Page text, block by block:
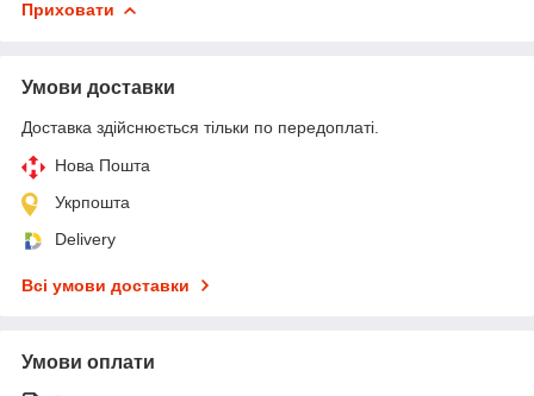
Приховати
Умови доставки
Доставка здійснюється тільки по передоплаті.
Нова Пошта
Укрпошта
Delivery
Всі умови доставки
Умови оплати